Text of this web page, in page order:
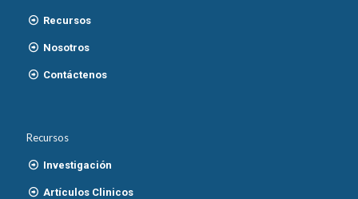
Recursos
Nosotros
Contáctenos
Recursos
Investigación
Artículos Clinicos